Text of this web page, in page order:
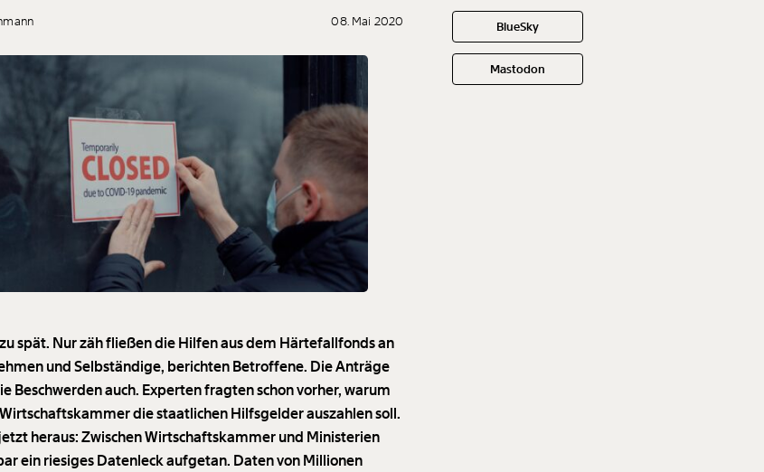
08. Mai 2020
spät. Nur zäh fließen die Hilfen aus dem Härtefallfonds an
und Selbständige, berichten Betroffene. Die Anträge
Beschwerden auch. Experten fragten schon vorher, warum
die staatlichen Hilfsgelder auszahlen soll.
heraus: Zwischen Wirtschaftskammer und Ministerien
ein riesiges Datenleck aufgetan. Daten von Millionen
BlueSky
Mastodon